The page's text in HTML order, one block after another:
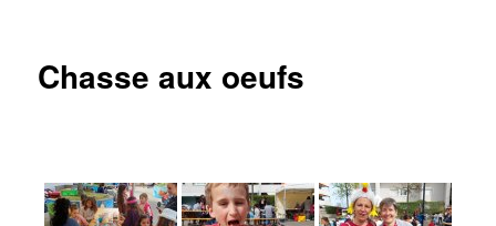
Chasse aux oeufs